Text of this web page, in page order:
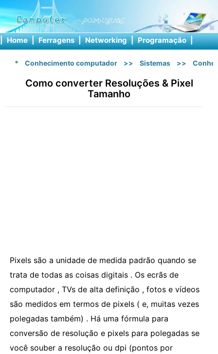
| Home | Ferragens | Networking | Programação |
* Conhecimento computador >> Sistemas >>
Como converter Resoluções & Pixel
Tamanho
Pixels são a unidade de medida padrão quando se
trata de todas as coisas digitais . Os ecrãs de
computador , TVs de alta definição , fotos e vídeos
são medidos em termos de pixels ( e, muitas vezes
polegadas também) . Há uma fórmula para
conversão de resolução e pixels para polegadas se
você souber a resolução ou dpi (pontos por